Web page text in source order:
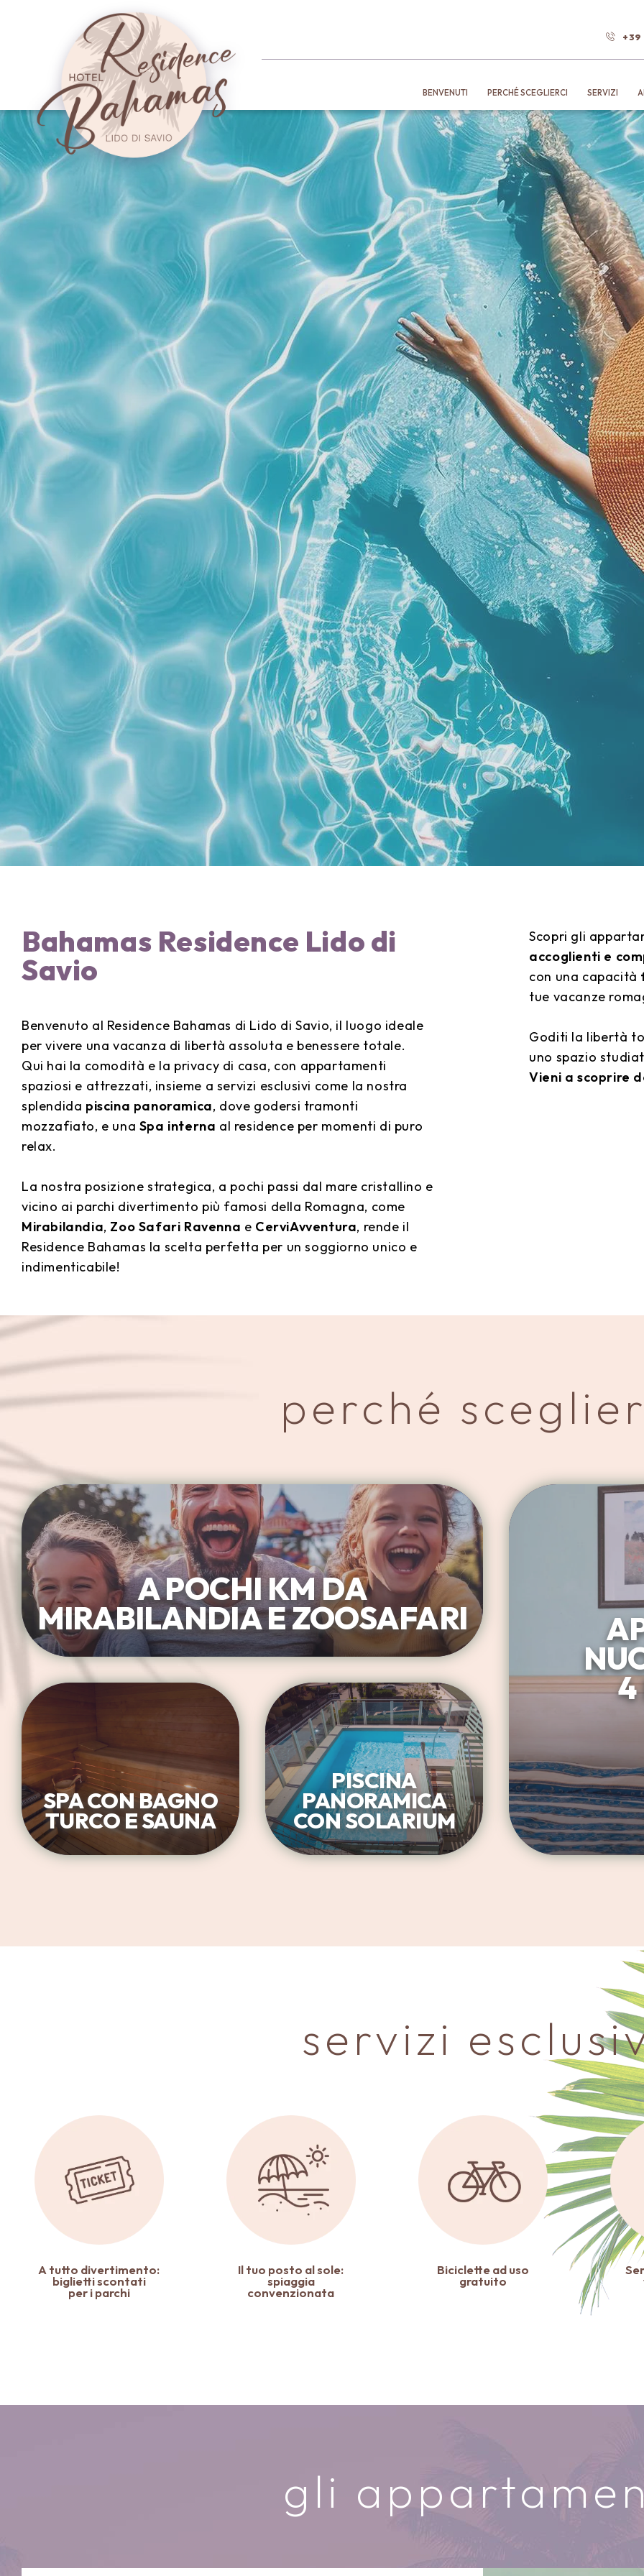
+39
BENVENUTI PERCHÉ SCEGLIERCI SERVIZI
Bahamas Residence Lido di
Savio
Benvenuto al Residence Bahamas di Lido di Savio, il luogo ideale
per vivere una vacanza di libertà assoluta e benessere totale.
Qui hai la comodità e la privacy di casa, con appartamenti
spaziosi e attrezzati, insieme a servizi esclusivi come la nostra
splendida piscina panoramica, dove godersi tramonti
mozzafiato, e una Spa interna al residence per momenti di puro
relax.
La nostra posizione strategica, a pochi passi dal mare cristallino e
vicino ai parchi divertimento più famosi della Romagna, come
Mirabilandia, Zoo Safari Ravenna e CerviAvventura, rende il
Residence Bahamas la scelta perfetta per un soggiorno unico e
indimenticabile!
Scopri gli
accoglienti e
con una capacità
tue vacanze
Goditi la libertà
uno spazio
Vieni a scoprire
perché
A POCHI KM DA
MIRABILANDIA E ZOOSAFARI
SPA CON BAGNO
TURCO E SAUNA
PISCINA
PANORAMICA
CON SOLARIUM
4
servizi
A tutto divertimento:
biglietti scontati
per i parchi
Il tuo posto al sole:
spiaggia
convenzionata
Biciclette ad uso
gratuito
gli
ARRIVO PARTENZA
TIPO DI CAMERA CAMERE
CAMERA 1
ADULTI
ACCETTO L'INFORMATIVA SULLA PRIVACY
autorizzo il trattamento dei dati personali da me
forniti nei limiti risultanti dalla legge sulla privacy.
VOGLIO RICEVERE OFFERTE ESCLUSIVE!
do il consenso a ricevere materiale informativo
tramite newsletter.